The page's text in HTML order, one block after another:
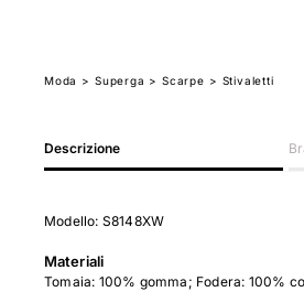
Moda >Superga > Scarpe > Stivaletti
Descrizione
Modello: S8148XW
Materiali
Tomaia: 100% gomma; Fodera: 100%